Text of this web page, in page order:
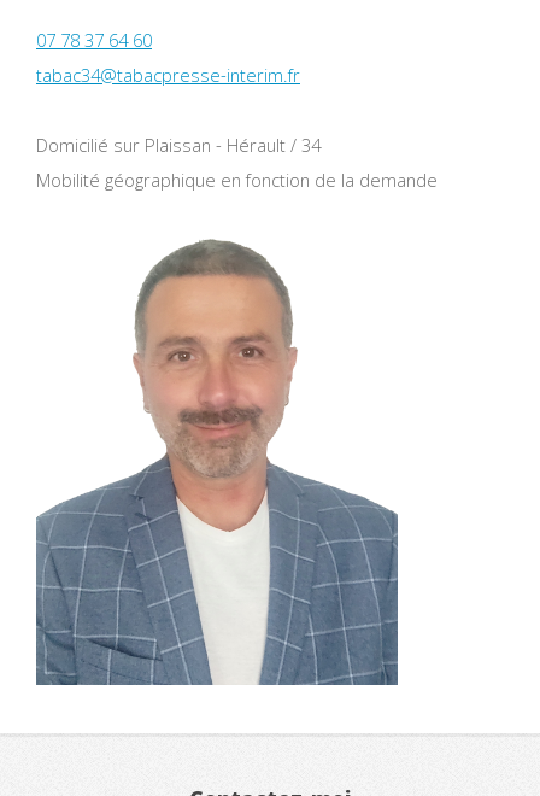
07 78 37 64 60
tabac34@tabacpresse-interim.fr
Domicilié sur Plaissan - Hérault / 34
Mobilité géographique en fonction de la demande